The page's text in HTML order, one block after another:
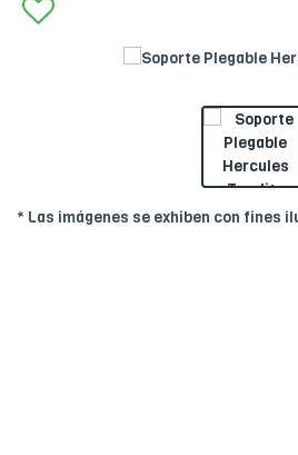
* Las imágenes se exhiben con fines